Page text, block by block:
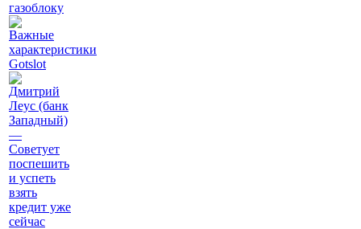
газоблоку
Важные
характеристики
Gotslot
Дмитрий
Леус (банк
Западный)
—
Советует
поспешить
и успеть
взять
кредит уже
сейчас